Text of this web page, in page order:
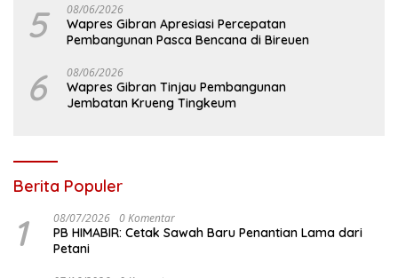
5 08/06/2026
Wapres Gibran Apresiasi Percepatan
Pembangunan Pasca Bencana di Bireuen
6 08/06/2026
Wapres Gibran Tinjau Pembangunan
Jembatan Krueng Tingkeum
Berita Populer
1 08/07/2026 0 Komentar
PB HIMABIR: Cetak Sawah Baru Penantian Lama dari
Petani